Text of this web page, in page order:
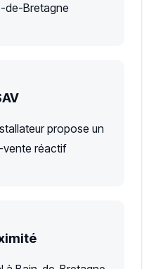
de-Bretagne
propose un
réactif